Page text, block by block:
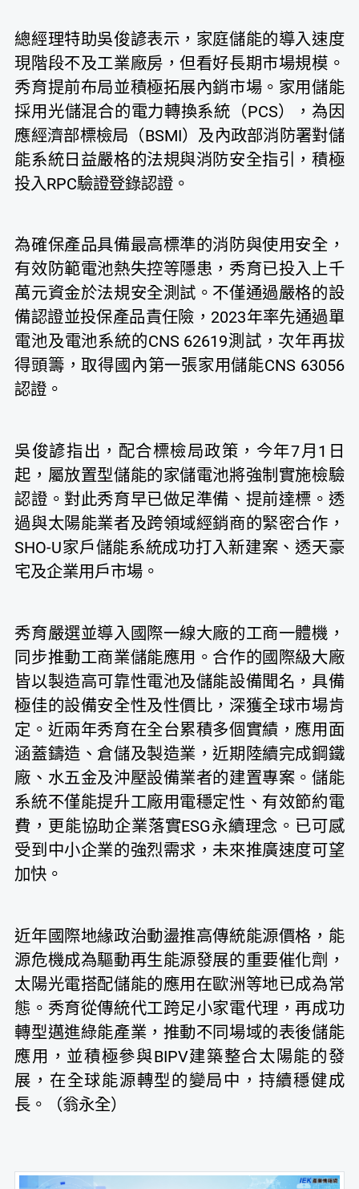
總經理特助吳俊諺表示，家庭儲能的導入速度
現階段不及工業廠房，但看好長期市場規模。
秀育提前布局並積極拓展內銷市場。家用儲能
採用光儲混合的電力轉換系統（PCS），為因
應經濟部標檢局（BSMI）及內政部消防署對儲
能系統日益嚴格的法規與消防安全指引，積極
投入RPC驗證登錄認證。
為確保產品具備最高標準的消防與使用安全，
有效防範電池熱失控等隱患，秀育已投入上千
萬元資金於法規安全測試。不僅通過嚴格的設
備認證並投保產品責任險，2023年率先通過單
電池及電池系統的CNS 62619測試，次年再拔
得頭籌，取得國內第一張家用儲能CNS 63056
認證。
吳俊諺指出，配合標檢局政策，今年7月1日
起，屬放置型儲能的家儲電池將強制實施檢驗
認證。對此秀育早已做足準備、提前達標。透
過與太陽能業者及跨領域經銷商的緊密合作，
SHO-U家戶儲能系統成功打入新建案、透天豪
宅及企業用戶市場。
秀育嚴選並導入國際一線大廠的工商一體機，
同步推動工商業儲能應用。合作的國際級大廠
皆以製造高可靠性電池及儲能設備聞名，具備
極佳的設備安全性及性價比，深獲全球市場肯
定。近兩年秀育在全台累積多個實績，應用面
涵蓋鑄造、倉儲及製造業，近期陸續完成鋼鐵
廠、水五金及沖壓設備業者的建置專案。儲能
系統不僅能提升工廠用電穩定性、有效節約電
費，更能協助企業落實ESG永續理念。已可感
受到中小企業的強烈需求，未來推廣速度可望
加快。
近年國際地緣政治動盪推高傳統能源價格，能
源危機成為驅動再生能源發展的重要催化劑，
太陽光電搭配儲能的應用在歐洲等地已成為常
態。秀育從傳統代工跨足小家電代理，再成功
轉型邁進綠能產業，推動不同場域的表後儲能
應用，並積極參與BIPV建築整合太陽能的發
展，在全球能源轉型的變局中，持續穩健成
長。（翁永全）